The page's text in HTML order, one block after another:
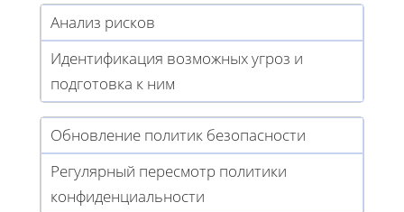
Анализ рисков
Идентификация возможных угроз и
подготовка к ним
Обновление политик безопасности
Регулярный пересмотр политики
конфиденциальности